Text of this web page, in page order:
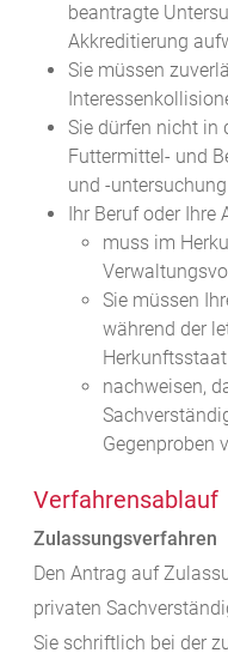
beantragte
Akkreditierung
Sie müssen
Sie dürfen nicht in
Futtermittel- und
und -
Ihr Beruf oder Ihre
muss im
Sie müssen
während der
nachweisen,
Gegenproben
Verfahrensablauf
Zulassungsverfahren
Den Antrag auf
privaten
Sie schriftlich bei der